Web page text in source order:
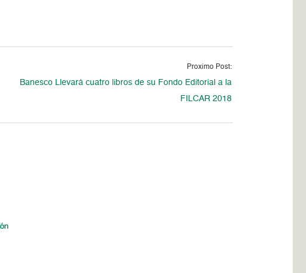
Proximo Post:
Banesco Llevará cuatro libros de su Fondo Editorial a la
FILCAR 2018